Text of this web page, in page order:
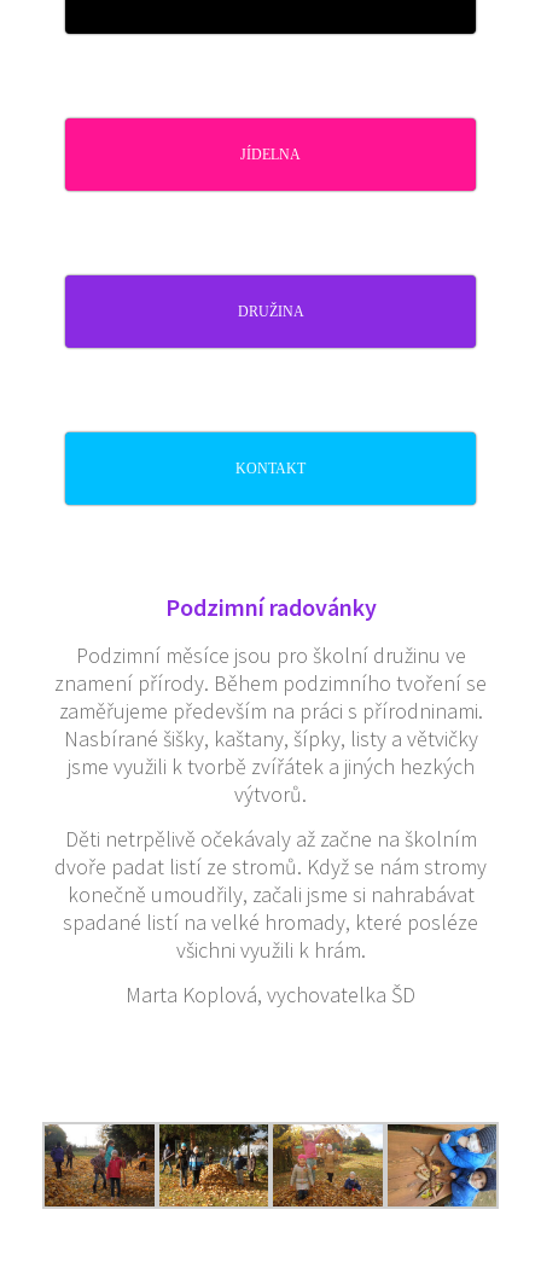
JÍDELNA
DRUŽINA
KONTAKT
Podzimní radovánky
Podzimní měsíce jsou pro školní družinu ve
znamení přírody. Během podzimního tvoření se
zaměřujeme především na práci s přírodninami.
Nasbírané šišky, kaštany, šípky, listy a větvičky
jsme využili k tvorbě zvířátek a jiných hezkých
výtvorů.
Děti netrpělivě očekávaly až začne na školním
dvoře padat listí ze stromů. Když se nám stromy
konečně umoudřily, začali jsme si nahrabávat
spadané listí na velké hromady, které posléze
všichni využili k hrám.
Marta Koplová, vychovatelka ŠD